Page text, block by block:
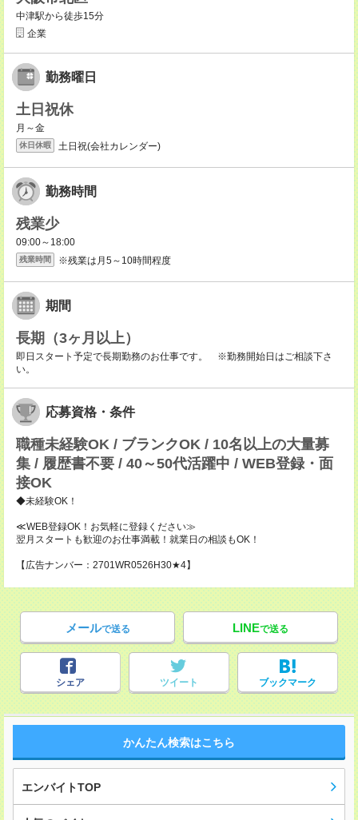
中津駅から徒歩15分
企業
勤務曜日
土日祝休
月～金
休日休暇 土日祝(会社カレンダー)
勤務時間
残業少
09:00～18:00
残業時間 ※残業は月5～10時間程度
期間
長期（3ヶ月以上）
即日スタート予定で長期勤務のお仕事です。 ※勤務開始日はご相談下さ
い。
応募資格・条件
職種未経験OK / ブランクOK / 10名以上の大量募
集 / 履歴書不要 / 40～50代活躍中 / WEB登録・面
接OK
◆未経験OK！
≪WEB登録OK！お気軽に登録ください≫
翌月スタートも歓迎のお仕事満載！就業日の相談もOK！
【広告ナンバー：2701WR0526H30★4】
メールで送る LINEで送る
シェア ツイート ブックマーク
かんたん検索はこちら
エンバイトTOP